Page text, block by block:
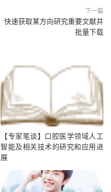
下一篇
快速获取某方向研究重要文献并
批量下载
【专家笔谈】口腔医学领域人工
智能及相关技术的研究和应用进
展